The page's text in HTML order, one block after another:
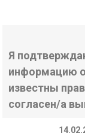
Я
информацию
известны
согласен/а